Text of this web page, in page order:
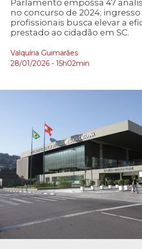
Parlamento empossa 47
no concurso de 2024;
profissionais busca elevar a
prestado ao cidadão em SC.
Valquíria Guimarães
28/01/2026 - 15h02min